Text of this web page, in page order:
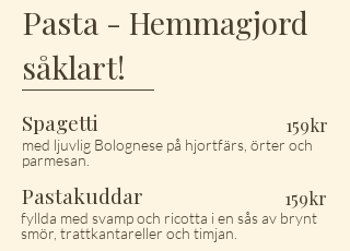
Pasta - Hemmagjord
såklart!
Spagetti 159kr
med ljuvlig Bolognese på hjortfärs, örter och
parmesan.
Pastakuddar 159kr
fyllda med svamp och ricotta i en sås av brynt
smör, trattkantareller och timjan.